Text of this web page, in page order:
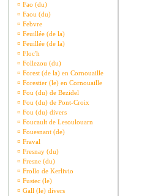
¤ Fao (du)
¤ Faou (du)
¤ Febvre
¤ Feuillée (de la)
¤ Feuillée (de la)
¤ Floc'h
¤ Follezou (du)
¤ Forest (de la) en Cornouaille
¤ Forestier (le) en Cornouaille
¤ Fou (du) de Bezidel
¤ Fou (du) de Pont-Croix
¤ Fou (du) divers
¤ Foucault de Lesoulouarn
¤ Fouesnant (de)
¤ Fraval
¤ Fresnay (du)
¤ Fresne (du)
¤ Frollo de Kerlivio
¤ Fustec (le)
¤ Gall (le) divers